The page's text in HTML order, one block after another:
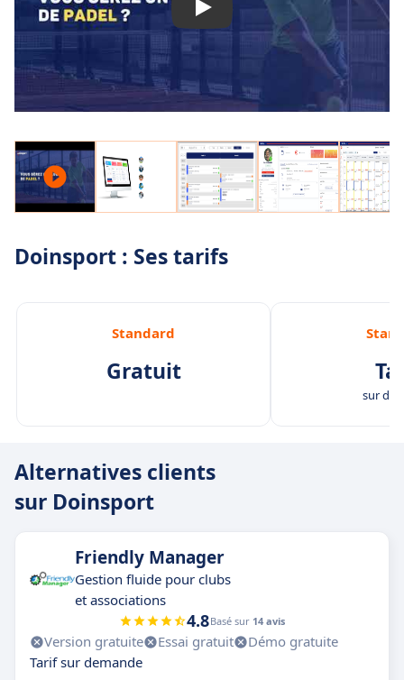
Doinsport : Ses tarifs
Standard
Gratuit
sur
Alternatives clients
sur Doinsport
Friendly Manager
Gestion fluide pour clubs
et associations
4.8Basé sur 14 avis
Version gratuite Essai gratuit
Démo gratuite
Tarif sur demande